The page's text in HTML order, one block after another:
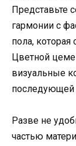
Представьте
гармонии с
пола,
Цветной
визуальные
последующей
Разве не
частью